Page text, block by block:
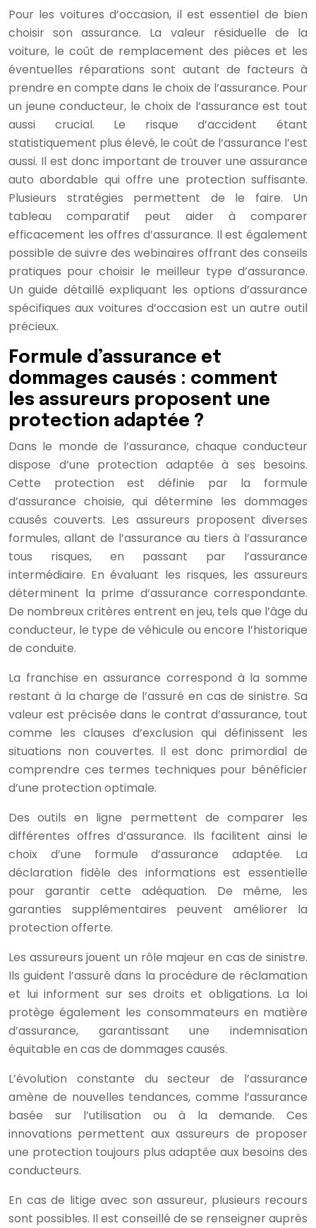
Pour les voitures d’occasion, il est essentiel de bien
choisir son assurance. La valeur résiduelle de la
voiture, le coût de remplacement des pièces et les
éventuelles réparations sont autant de facteurs à
prendre en compte dans le choix de l’assurance. Pour
un jeune conducteur, le choix de l’assurance est tout
aussi crucial. Le risque d’accident étant
statistiquement plus élevé, le coût de l’assurance l’est
aussi. Il est donc important de trouver une assurance
auto abordable qui offre une protection suffisante.
Plusieurs stratégies permettent de le faire. Un
tableau comparatif peut aider à comparer
efficacement les offres d’assurance. Il est également
possible de suivre des webinaires offrant des conseils
pratiques pour choisir le meilleur type d’assurance.
Un guide détaillé expliquant les options d’assurance
spécifiques aux voitures d’occasion est un autre outil
précieux.
Formule d’assurance et
dommages causés : comment
les assureurs proposent une
protection adaptée ?
Dans le monde de l’assurance, chaque conducteur
dispose d’une protection adaptée à ses besoins.
Cette protection est définie par la formule
d’assurance choisie, qui détermine les dommages
causés couverts. Les assureurs proposent diverses
formules, allant de l’assurance au tiers à l’assurance
tous risques, en passant par l’assurance
intermédiaire. En évaluant les risques, les assureurs
déterminent la prime d’assurance correspondante.
De nombreux critères entrent en jeu, tels que l’âge du
conducteur, le type de véhicule ou encore l’historique
de conduite.
La franchise en assurance correspond à la somme
restant à la charge de l’assuré en cas de sinistre. Sa
valeur est précisée dans le contrat d’assurance, tout
comme les clauses d’exclusion qui définissent les
situations non couvertes. Il est donc primordial de
comprendre ces termes techniques pour bénéficier
d’une protection optimale.
Des outils en ligne permettent de comparer les
différentes offres d’assurance. Ils facilitent ainsi le
choix d’une formule d’assurance adaptée. La
déclaration fidèle des informations est essentielle
pour garantir cette adéquation. De même, les
garanties supplémentaires peuvent améliorer la
protection offerte.
Les assureurs jouent un rôle majeur en cas de sinistre.
Ils guident l’assuré dans la procédure de réclamation
et lui informent sur ses droits et obligations. La loi
protège également les consommateurs en matière
d’assurance, garantissant une indemnisation
équitable en cas de dommages causés.
L’évolution constante du secteur de l’assurance
amène de nouvelles tendances, comme l’assurance
basée sur l’utilisation ou à la demande. Ces
innovations permettent aux assureurs de proposer
une protection toujours plus adaptée aux besoins des
conducteurs.
En cas de litige avec son assureur, plusieurs recours
sont possibles. Il est conseillé de se renseigner auprès